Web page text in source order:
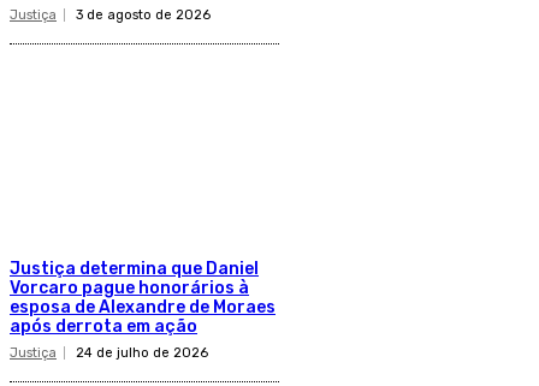
Justiça 3 de agosto de 2026
Justiça determina que Daniel
Vorcaro pague honorários à
esposa de Alexandre de Moraes
após derrota em ação
Justiça 24 de julho de 2026